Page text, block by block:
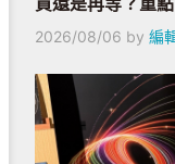
2026/08/06 by 編